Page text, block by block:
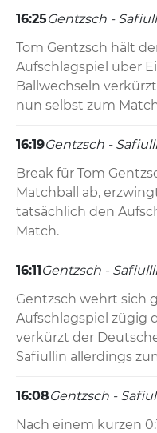
16:25Gentzsch -
Tom Gentzsch hält
Aufschlagspiel über
Ballwechseln
nun selbst zum
16:19Gentzsch -
Break für Tom
Matchball ab,
tatsächlich den
Match.
16:11 Gentzsch -
Gentzsch wehrt sich
Aufschlagspiel zügig
verkürzt der
Safiullin allerdings
16:08Gentzsch -
Nach einem kurzen